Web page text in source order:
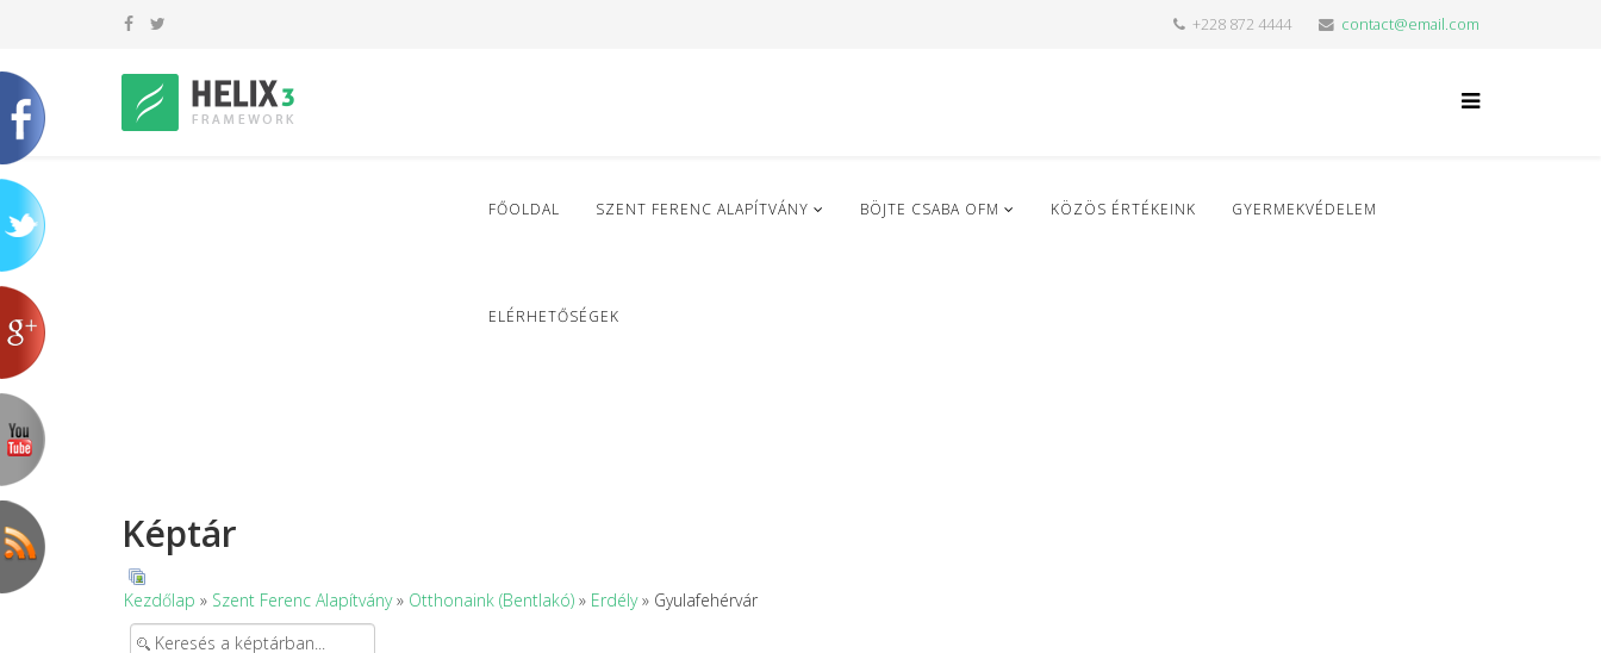
+228 872 4444 contact@email.com
FŐOLDAL SZENT FERENC ALAPÍTVÁNY BÖJTE CSABA OFM KÖZÖS ÉRTÉKEINK GYERMEKVÉDELEM
ELÉRHETŐSÉGEK
Képtár
Kezdőlap » Szent Ferenc Alapítvány» Otthonaink (Bentlakó) » Erdély» Gyulafehérvár